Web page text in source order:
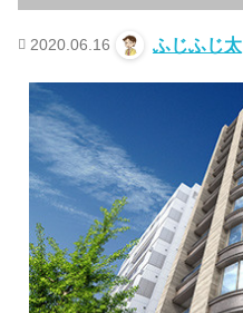
2020.06.16 ふじふじ太